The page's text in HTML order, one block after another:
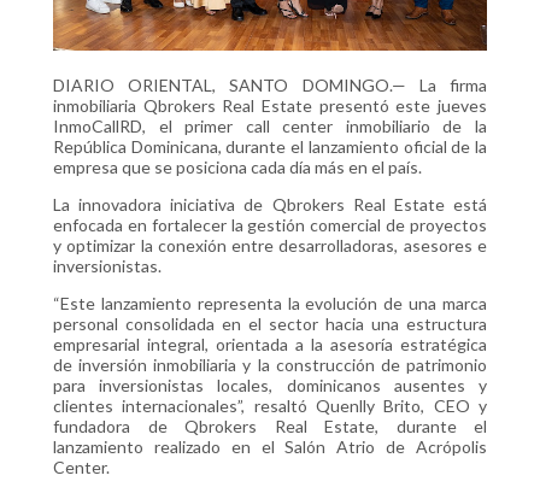
DIARIO ORIENTAL, SANTO DOMINGO.— La firma
inmobiliaria Qbrokers Real Estate presentó este jueves
InmoCallRD, el primer call center inmobiliario de la
República Dominicana, durante el lanzamiento oficial de la
empresa que se posiciona cada día más en el país.
La innovadora iniciativa de Qbrokers Real Estate está
enfocada en fortalecer la gestión comercial de proyectos
y optimizar la conexión entre desarrolladoras, asesores e
inversionistas.
“Este lanzamiento representa la evolución de una marca
personal consolidada en el sector hacia una estructura
empresarial integral, orientada a la asesoría estratégica
de inversión inmobiliaria y la construcción de patrimonio
para inversionistas locales, dominicanos ausentes y
clientes internacionales”, resaltó Quenlly Brito, CEO y
fundadora de Qbrokers Real Estate, durante el
lanzamiento realizado en el Salón Atrio de Acrópolis
Center.